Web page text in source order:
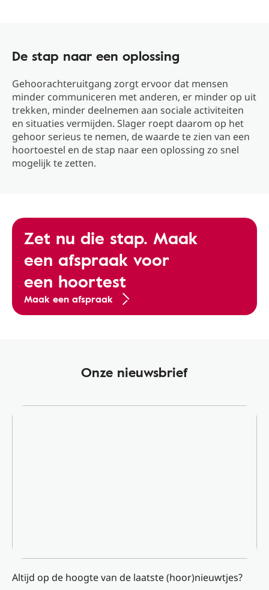
De stap naar een oplossing
Gehoorachteruitgang zorgt ervoor dat mensen
minder communiceren met anderen, er minder op uit
trekken, minder deelnemen aan sociale activiteiten
en situaties vermijden. Slager roept daarom op het
gehoor serieus te nemen, de waarde te zien van een
hoortoestel en de stap naar een oplossing zo snel
mogelijk te zetten.
Zet nu die stap. Maak
een afspraak voor
een hoortest
Maak een afspraak
Onze nieuwsbrief
Altijd op de hoogte van de laatste (hoor)nieuwtjes?